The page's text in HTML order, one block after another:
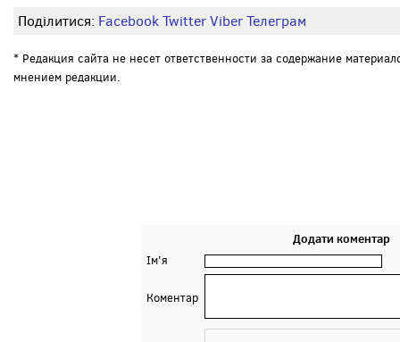
Поділитися: FacebookTwitterViberТелеграм
* Редакция сайта не несет ответственности за содержание
мнением редакции.
Додати коментар
Ім'я
Коментар